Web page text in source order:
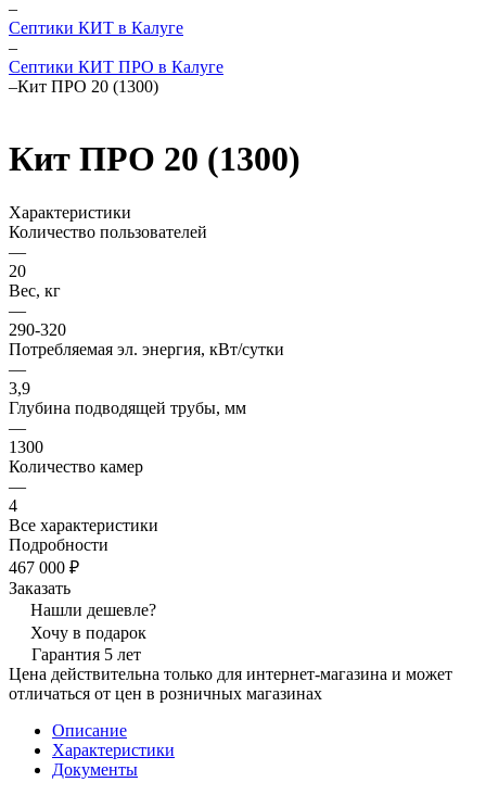
–
Септики КИТ в Калуге
–
Септики КИТ ПРО в Калуге
–Кит ПРО 20 (1300)
Кит ПРО 20 (1300)
Характеристики
Количество пользователей
—
20
Вес, кг
—
290-320
Потребляемая эл. энергия, кВт/сутки
—
3,9
Глубина подводящей трубы, мм
—
1300
Количество камер
—
4
Все характеристики
Подробности
467 000 ₽
Заказать
Нашли дешевле?
Хочу в подарок
Гарантия 5 лет
Цена действительна только для интернет-магазина и может
отличаться от цен в розничных магазинах
Описание
Характеристики
Документы